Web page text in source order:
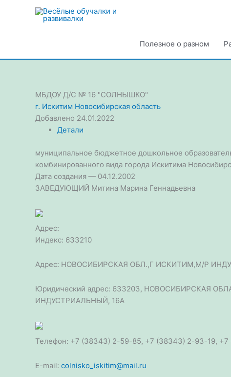
Полезное о разном
МБДОУ Д/С № 16 "СОЛНЫШКО"
г. Искитим Новосибирская область
Добавлено 24.01.2022
Детали
муниципальное бюджетное дошкольное
комбинированного вида города Искитима
Дата создания — 04.12.2002
ЗАВЕДУЮЩИЙ Митина Марина Геннадьевна
Адрес:
Индекс: 633210
Адрес: НОВОСИБИРСКАЯ ОБЛ.,Г ИСКИТИМ,М/Р
Юридический адрес: 633203, НОВОСИБИРСКАЯ
ИНДУСТРИАЛЬНЫЙ, 16А
Телефон: +7 (38343) 2-59-85, +7 (38343) 2-93-19,
E-mail: colnisko_iskitim@mail.ru